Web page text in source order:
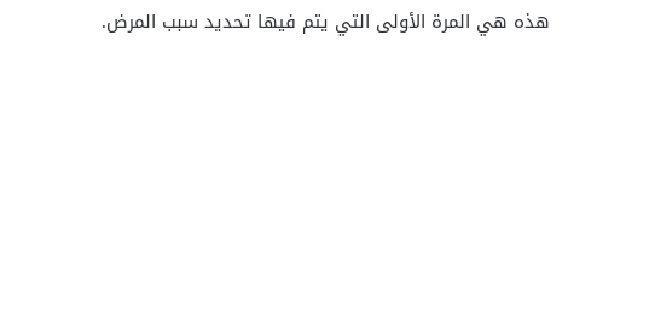
هذه هي المرة الأولى التي يتم فيها تحديد سبب المرض.